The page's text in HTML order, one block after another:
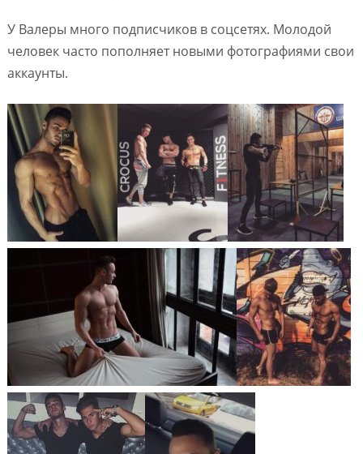
У Валеры много подписчиков в соцсетях. Молодой
человек часто пополняет новыми фотографиями свои
аккаунты.